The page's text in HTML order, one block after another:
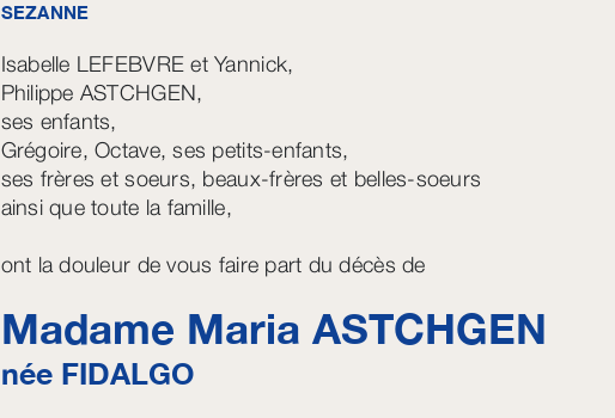
SEZANNE
Isabelle LEFEBVRE et Yannick,
Philippe ASTCHGEN,
ses enfants,
Grégoire, Octave, ses petits-enfants,
ses frères et soeurs, beaux-frères et belles-soeurs
ainsi que toute la famille,
ont la douleur de vous faire part du décès de
Madame Maria ASTCHGEN
née FIDALGO